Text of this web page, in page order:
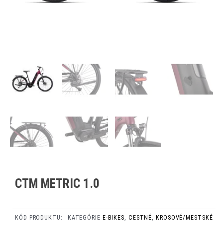
CTM METRIC 1.0
KÓD PRODUKTU: KATEGÓRIE E-BIKES, CESTNÉ, KROSOVÉ/MESTSKÉ